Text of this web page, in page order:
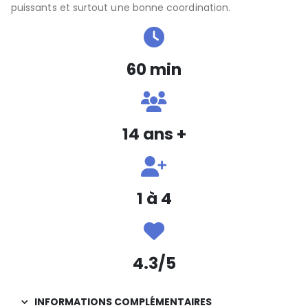
puissants et surtout une bonne coordination.
60 min
14 ans +
1 à 4
4.3/5
INFORMATIONS COMPLÉMENTAIRES